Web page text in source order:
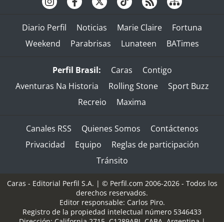
Diario Perfil Noticias Marie Claire
Fortuna
Weekend
Parabrisas Lunateen BATimes
Perfil Brasil: Caras
Contigo
Aventuras Na Historia
Rolling Stone
Sport Buzz
Recreio
Maxima
Canales RSS Quienes Somos
Contáctenos
Privacidad
Equipo
Reglas de participación
Tránsito
Caras - Editorial Perfil S.A. | © Perfil.com 2006-2026 - Todos los
derechos reservados.
Editor responsable: Carlos Piro.
Registro de la propiedad intelectual número 5346433